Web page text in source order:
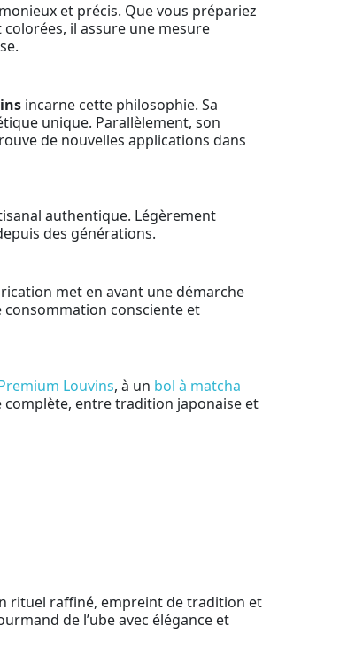
et précis. Que vous prépariez
il assure une mesure
incarne cette philosophie. Sa
unique. Parallèlement, son
de nouvelles applications dans
authentique. Légèrement
des générations.
met en avant une démarche
consommation consciente et
Louvins, à un bol à matcha
complète, entre tradition japonaise et
rituel raffiné, empreint de tradition et
de l’ube avec élégance et